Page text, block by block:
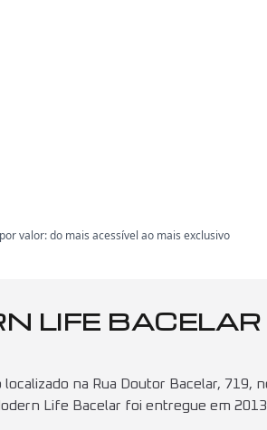
valor: do mais acessível ao mais exclusivo
LIFE BACELAR
na Rua Doutor Bacelar, 719,
Life Bacelar foi entregue em